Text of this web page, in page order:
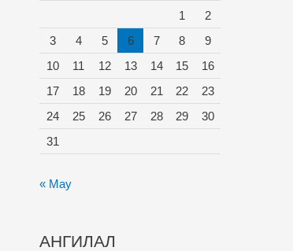
1
2
3
4 5 6 7 8
9
10
11 12 13 14 15
16
17
18 19 20 21 22
23
24
25 26 27 28 29
30
31
« May
АНГИЛАЛ